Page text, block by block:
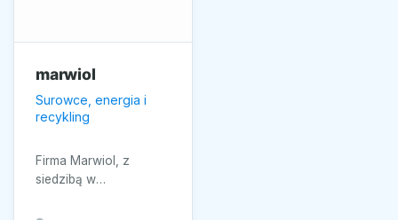
marwiol
Surowce, energia i
recykling
Firma Marwiol, z
siedzibą w
Siemiatycze,